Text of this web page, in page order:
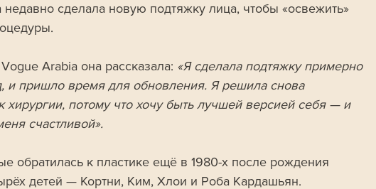
сделала новую подтяжку лица, чтобы «освежить»
Arabia она рассказала: «Я сделала подтяжку примерно
и пришло время для обновления. Я решила снова
хирургии, потому что хочу быть лучшей версией себя — и
счастливой».
обратилась к пластике ещё в 1980-х после рождения
детей — Кортни, Ким, Хлои и Роба Кардашьян.